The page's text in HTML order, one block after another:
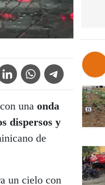
Icon
WhatsApp IconTelegram Icon
con una onda
dispersos y
de
un cielo con